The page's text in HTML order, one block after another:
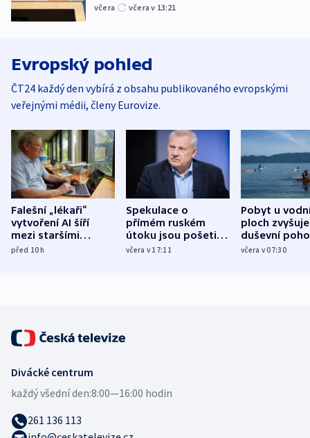
včera včera v 13:21
Evropský pohled
ČT24 každý den vybírá z obsahu publikovaného evropskými
veřejnými médii, členy Eurovize.
Falešní „lékaři“
vytvoření AI šíří
mezi staršími
Poláky nebezpečné
před 10h
Spekulace o
přímém ruském
útoku jsou pošetilé,
míní estonský
včera v 17:11
Pobyt u
ploch zvyšuje
duševní
ukázala
včera v 07:30
Divácké centrum
každý všední den:8:00—16:00 hodin
261 136 113